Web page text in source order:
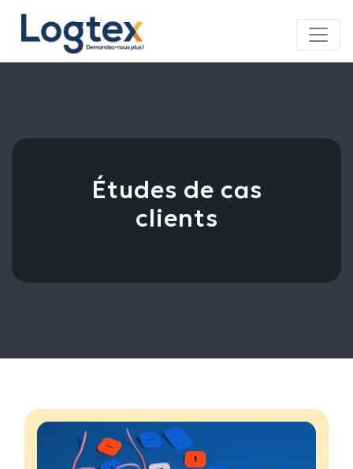
Études de cas
clients
Panneau de gestion des cookies